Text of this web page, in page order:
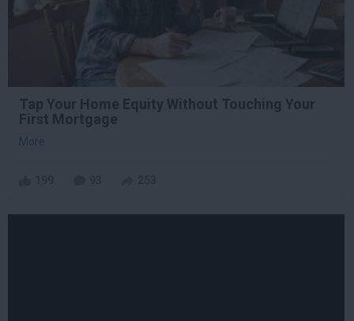
Tap Your Home Equity Without Touching Your
First Mortgage
More